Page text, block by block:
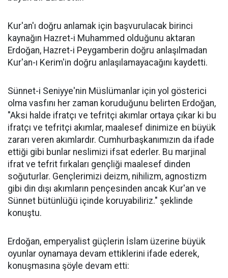
Kur'an'ı doğru anlamak için başvurulacak birinci
kaynağın Hazret-i Muhammed olduğunu aktaran
Erdoğan, Hazret-i Peygamberin doğru anlaşılmadan
Kur'an-ı Kerim'in doğru anlaşılamayacağını kaydetti.
Sünnet-i Seniyye'nin Müslümanlar için yol gösterici
olma vasfını her zaman koruduğunu belirten Erdoğan,
"Aksi halde ifratçı ve tefritçi akımlar ortaya çıkar ki bu
ifratçı ve tefritçi akımlar, maalesef dinimize en büyük
zararı veren akımlardır. Cumhurbaşkanımızın da ifade
ettiği gibi bunlar neslimizi ifsat ederler. Bu marjinal
ifrat ve tefrit fırkaları gençliği maalesef dinden
soğuturlar. Gençlerimizi deizm, nihilizm, agnostizm
gibi din dışı akımların pençesinden ancak Kur'an ve
Sünnet bütünlüğü içinde koruyabiliriz." şeklinde
konuştu.
Erdoğan, emperyalist güçlerin İslam üzerine büyük
oyunlar oynamaya devam ettiklerini ifade ederek,
konuşmasına şöyle devam etti: